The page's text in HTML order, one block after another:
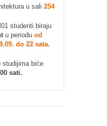
u sali 254
studenti biraju
u periodu od
do 22 sata.
studijima biće
sati.